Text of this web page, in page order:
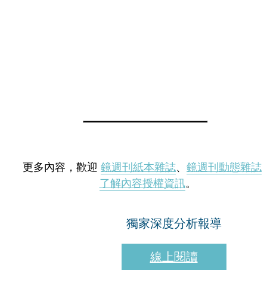
更多內容，歡迎 鏡週刊紙本雜誌、 鏡週刊動態雜誌
了解內容授權資訊。
獨家深度分析報導
線上閱讀